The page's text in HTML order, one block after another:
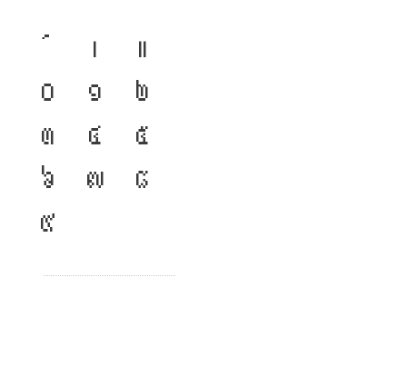
เ
แ
๐ ๑ ๒
๓ ๔ ๕
๖ ๗ ๘
๙